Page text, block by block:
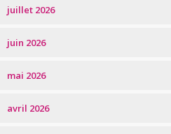
juillet 2026
juin 2026
mai 2026
avril 2026